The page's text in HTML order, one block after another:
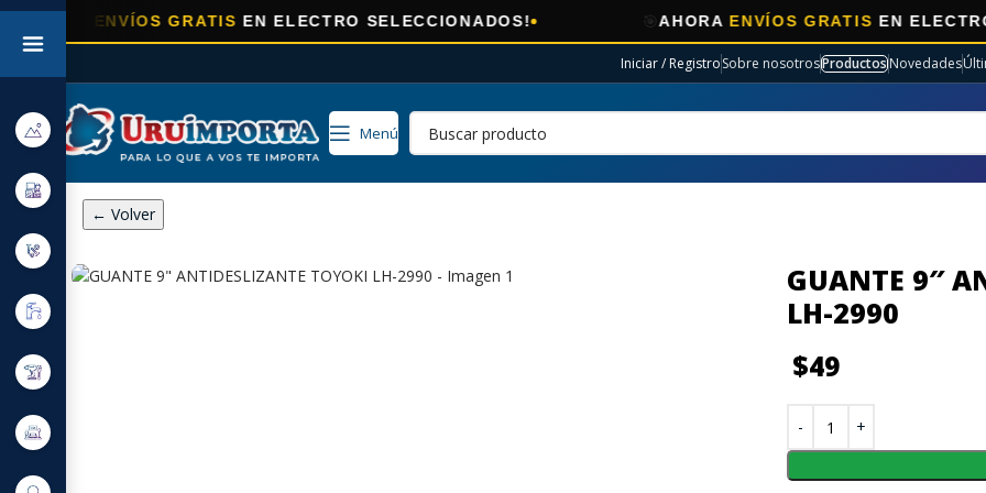
ENVÍOS GRATISEN ELECTRO SELECCIONADOS! AHORAENVÍOS GRATIS EN ELECTRO
Iniciar / RegistroSobre nosotrosProductosNovedades
Menú
← Volver
GUANTE 9″
LH-2990
$49